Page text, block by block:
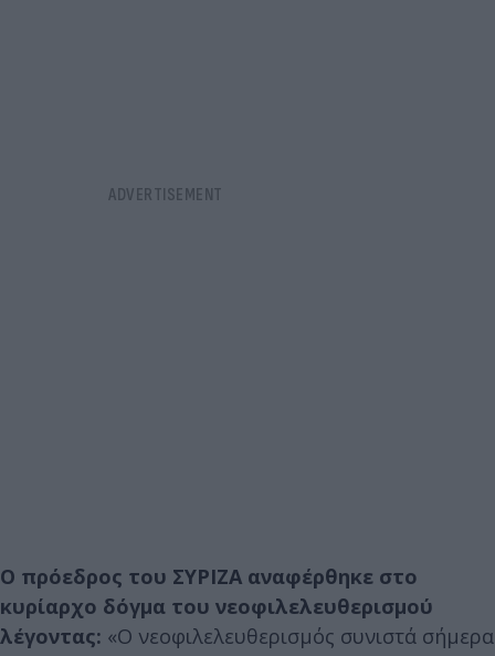
Ο πρόεδρος του ΣΥΡΙΖΑ αναφέρθηκε στο
κυρίαρχο δόγμα του νεοφιλελευθερισμού
λέγοντας: «Ο νεοφιλελευθερισμός συνιστά σήμερα